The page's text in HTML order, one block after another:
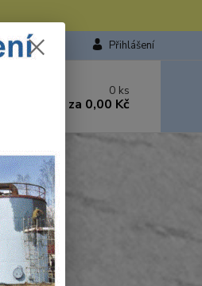
Přihlášení
0 ks
za 0,00 Kč